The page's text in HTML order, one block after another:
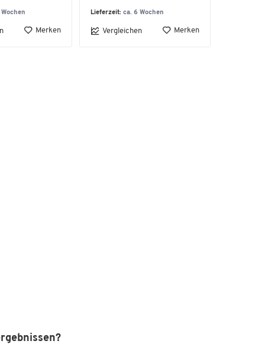
Merken
Lieferzeit: ca. 6 Wochen
Vergleichen Merken